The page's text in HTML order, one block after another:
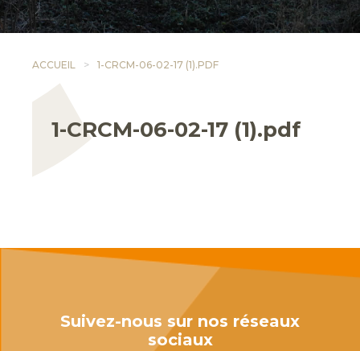
ACCUEIL 1-CRCM-06-02-17 (1).PDF
1-CRCM-06-02-17 (1).pdf
Suivez-nous sur nos réseaux
sociaux